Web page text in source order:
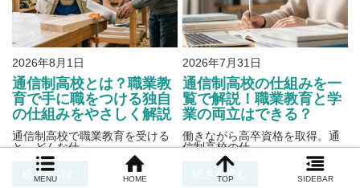
2026年8月1日
通信制高校とは？職業教
育で手に職をつける独自
の仕組みをやさしく解説
通信制高校で職業教育を受ける
と、どんな仕 ...
続きを読む
2026年7月31日
通信制高校の仕組みを一
覧で解説！職業教育と学
業の両立はできる？
働きながら高卒資格を取得。通
信制高校の仕 ...
続きを読む
MENU HOME TOP SIDEBAR